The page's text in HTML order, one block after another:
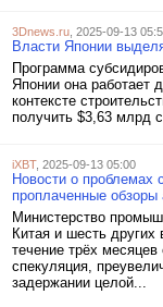
3Dnews.ru , 2025-09-13
Власти Японии
Программа
Японии она работает
контексте
получить $3,63 млрд
iXBT, 2025-09-13 05:00
Новости о проблемах
проплаченные обзоры
Министерство
Китая и шесть
течение трёх месяцев
спекуляция,
задержании целой...